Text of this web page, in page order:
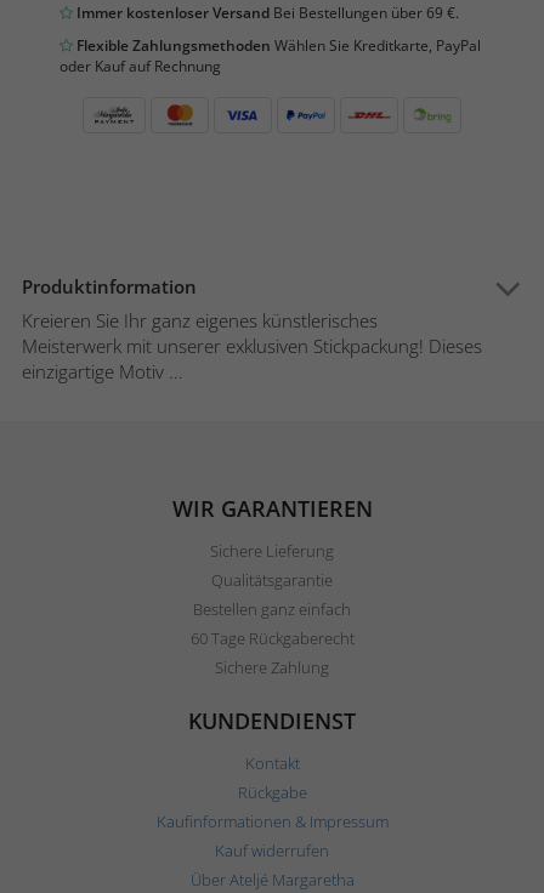
Immer kostenloser Versand Bei Bestellungen über 69 €.
Flexible Zahlungsmethoden Wählen Sie Kreditkarte, PayPal
oder Kauf auf Rechnung
Produktinformation
Kreieren Sie Ihr ganz eigenes künstlerisches
Meisterwerk mit unserer exklusiven Stickpackung! Dieses
einzigartige Motiv ...
WIR GARANTIEREN
Sichere Lieferung
Qualitätsgarantie
Bestellen ganz einfach
60 Tage Rückgaberecht
Sichere Zahlung
KUNDENDIENST
Kontakt
Rückgabe
Kaufinformationen & Impressum
Kauf widerrufen
Über Ateljé Margaretha